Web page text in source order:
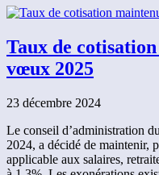
Taux de
vœux 2025
23 décembre 2024
Le conseil d’administration
2024, a décidé de maintenir,
applicable aux salaires,